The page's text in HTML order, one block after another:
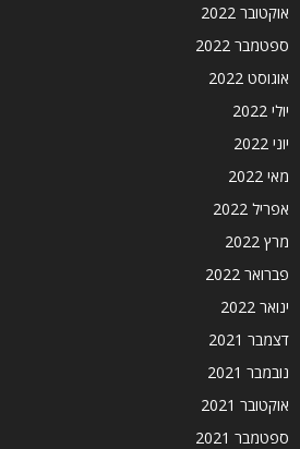
אוקטובר 2022
ספטמבר 2022
אוגוסט 2022
יולי 2022
יוני 2022
מאי 2022
אפריל 2022
מרץ 2022
פברואר 2022
ינואר 2022
דצמבר 2021
נובמבר 2021
אוקטובר 2021
ספטמבר 2021